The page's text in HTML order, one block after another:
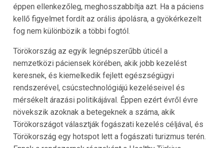
éppen ellenkezőleg, meghosszabbítja azt. Ha a páciens
kellő figyelmet fordít az orális ápolásra, a gyökérkezelt
fog nem különbözik a többi fogtól.
Törökország az egyik legnépszerűbb úticél a
nemzetközi páciensek körében, akik jobb kezelést
keresnek, és kiemelkedik fejlett egészségügyi
rendszerével, csúcstechnológiájú kezeléseivel és
mérsékelt árazási politikájával. Éppen ezért évről évre
növekszik azoknak a betegeknek a száma, akik
Törökországot választják fogászati kezelés céljával, és
Törökország egy hotspot lett a fogászati turizmus terén.